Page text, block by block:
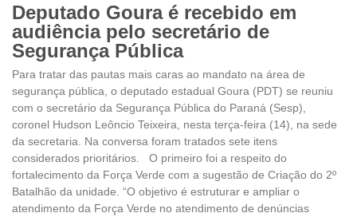
Deputado Goura é recebido em
audiência pelo secretário de
Segurança Pública
Para tratar das pautas mais caras ao mandato na área de
segurança pública, o deputado estadual Goura (PDT) se reuniu
com o secretário da Segurança Pública do Paraná (Sesp),
coronel Hudson Leôncio Teixeira, nesta terça-feira (14), na sede
da secretaria. Na conversa foram tratados sete itens
considerados prioritários. O primeiro foi a respeito do
fortalecimento da Força Verde com a sugestão de Criação do 2º
Batalhão da unidade. “O objetivo é estruturar e ampliar o
atendimento da Força Verde no atendimento de denúncias